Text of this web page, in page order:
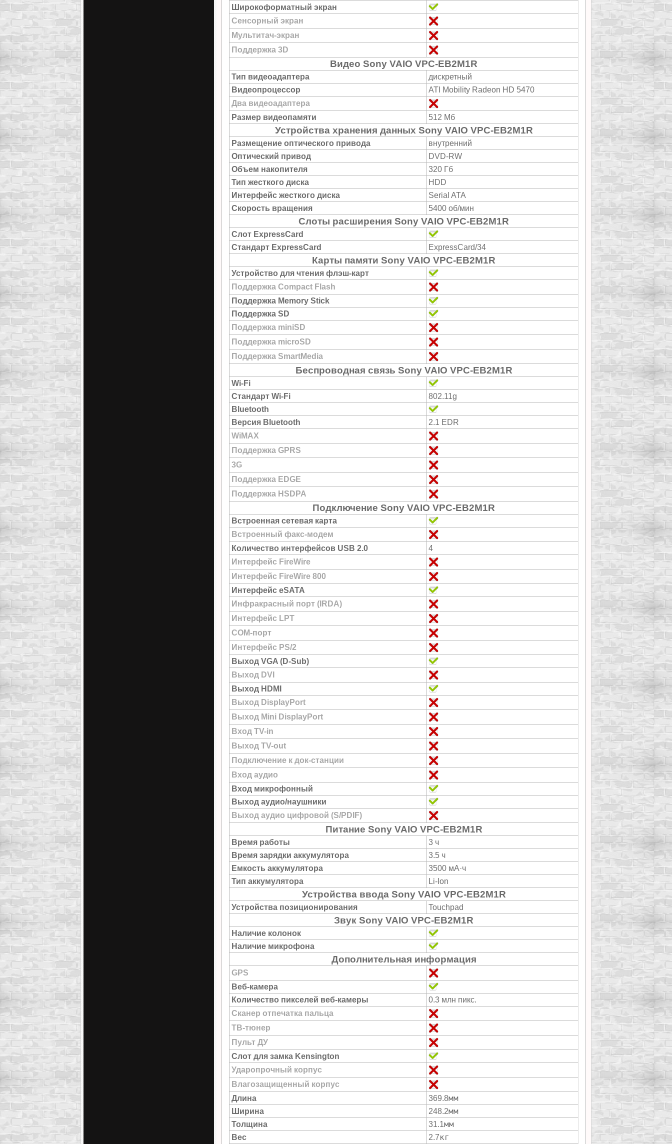
Широкоформатный экран
Сенсорный экран
Мультитач-экран
Поддержка 3D
Видео Sony VAIO VPC-EB2M1R
Тип видеоадаптера
дискретный
Видеопроцессор
ATI Mobility Radeon HD 5470
Два видеоадаптера
Размер видеопамяти
512 Мб
Устройства хранения данных Sony VAIO VPC-EB2M1R
Размещение оптического привода
внутренний
Оптический привод
DVD-RW
Объем накопителя
320 Гб
Тип жесткого диска
HDD
Интерфейс жесткого диска
Serial ATA
Скорость вращения
5400 об/мин
Слоты расширения Sony VAIO VPC-EB2M1R
Слот ExpressCard
Стандарт ExpressCard
ExpressCard/34
Карты памяти Sony VAIO VPC-EB2M1R
Устройство для чтения флэш-карт
Поддержка Compact Flash
Поддержка Memory Stick
Поддержка SD
Поддержка miniSD
Поддержка microSD
Поддержка SmartMedia
Беспроводная связь Sony VAIO VPC-EB2M1R
Wi-Fi
Стандарт Wi-Fi
802.11g
Bluetooth
Версия Bluetooth
2.1 EDR
WiMAX
Поддержка GPRS
3G
Поддержка EDGE
Поддержка HSDPA
Подключение Sony VAIO VPC-EB2M1R
Встроенная сетевая карта
Встроенный факс-модем
Количество интерфейсов USB 2.0
4
Интерфейс FireWire
Интерфейс FireWire 800
Интерфейс eSATA
Инфракрасный порт (IRDA)
Интерфейс LPT
COM-порт
Интерфейс PS/2
Выход VGA (D-Sub)
Выход DVI
Выход HDMI
Выход DisplayPort
Выход Mini DisplayPort
Вход TV-in
Выход TV-out
Подключение к док-станции
Вход аудио
Вход микрофонный
Выход аудио/наушники
Выход аудио цифровой (S/PDIF)
Питание Sony VAIO VPC-EB2M1R
Время работы
3 ч
Время зарядки аккумулятора
3.5 ч
Емкость аккумулятора
3500 мА·ч
Тип аккумулятора
Li-Ion
Устройства ввода Sony VAIO VPC-EB2M1R
Устройства позиционирования Touchpad
Звук Sony VAIO VPC-EB2M1R
Наличие колонок
Наличие микрофона
Дополнительная информация
GPS
Веб-камера
Количество пикселей веб-камеры
0.3 млн пикс.
Сканер отпечатка пальца
ТВ-тюнер
Пульт ДУ
Слот для замка Kensington
Ударопрочный корпус
Влагозащищенный корпус
Длина
369.8мм
Ширина 248.2мм
Толщина 31.1мм
Вес 2.7кг